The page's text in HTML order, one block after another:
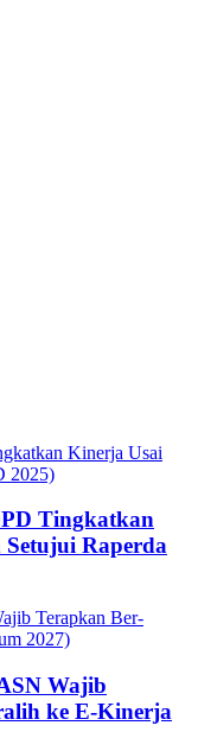
Tingkatkan
Raperda
Wajib
ke E-Kinerja